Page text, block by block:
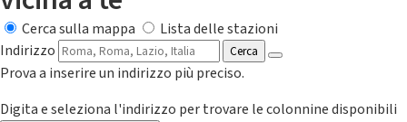
Cerca sulla mappa
Lista delle stazioni
Indirizzo
Cerca
Prova a inserire un indirizzo più preciso.
Digita e seleziona l'indirizzo per trovare le colonnine disponibili